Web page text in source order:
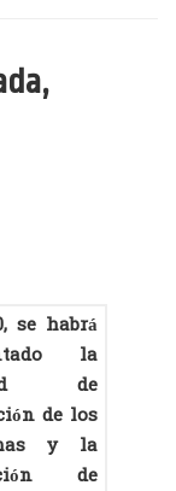
se habrá
la
de
de los
y la
de